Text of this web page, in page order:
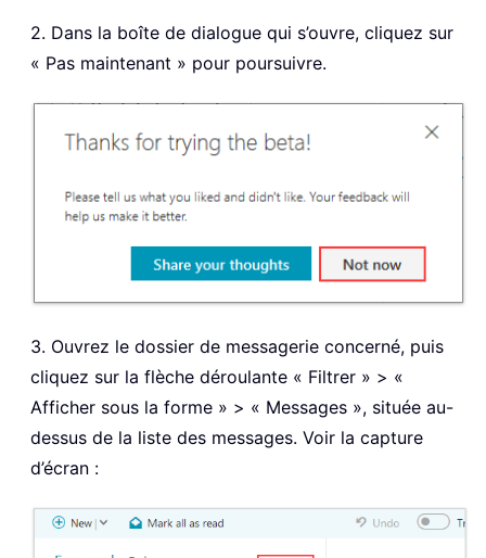
2. Dans la boîte de dialogue qui s’ouvre, cliquez sur
« Pas maintenant » pour poursuivre.
3. Ouvrez le dossier de messagerie concerné, puis
cliquez sur la flèche déroulante « Filtrer » > «
Afficher sous la forme » > « Messages », située au-
dessus de la liste des messages. Voir la capture
d’écran :